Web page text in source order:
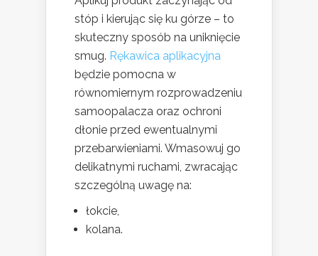
stóp i kierując się ku górze – to
skuteczny sposób na uniknięcie
smug. Rękawica aplikacyjna
będzie pomocna w
równomiernym rozprowadzeniu
samoopalacza oraz ochroni
dłonie przed ewentualnymi
przebarwieniami. Wmasowuj go
delikatnymi ruchami, zwracając
szczególną uwagę na:
łokcie,
kolana.